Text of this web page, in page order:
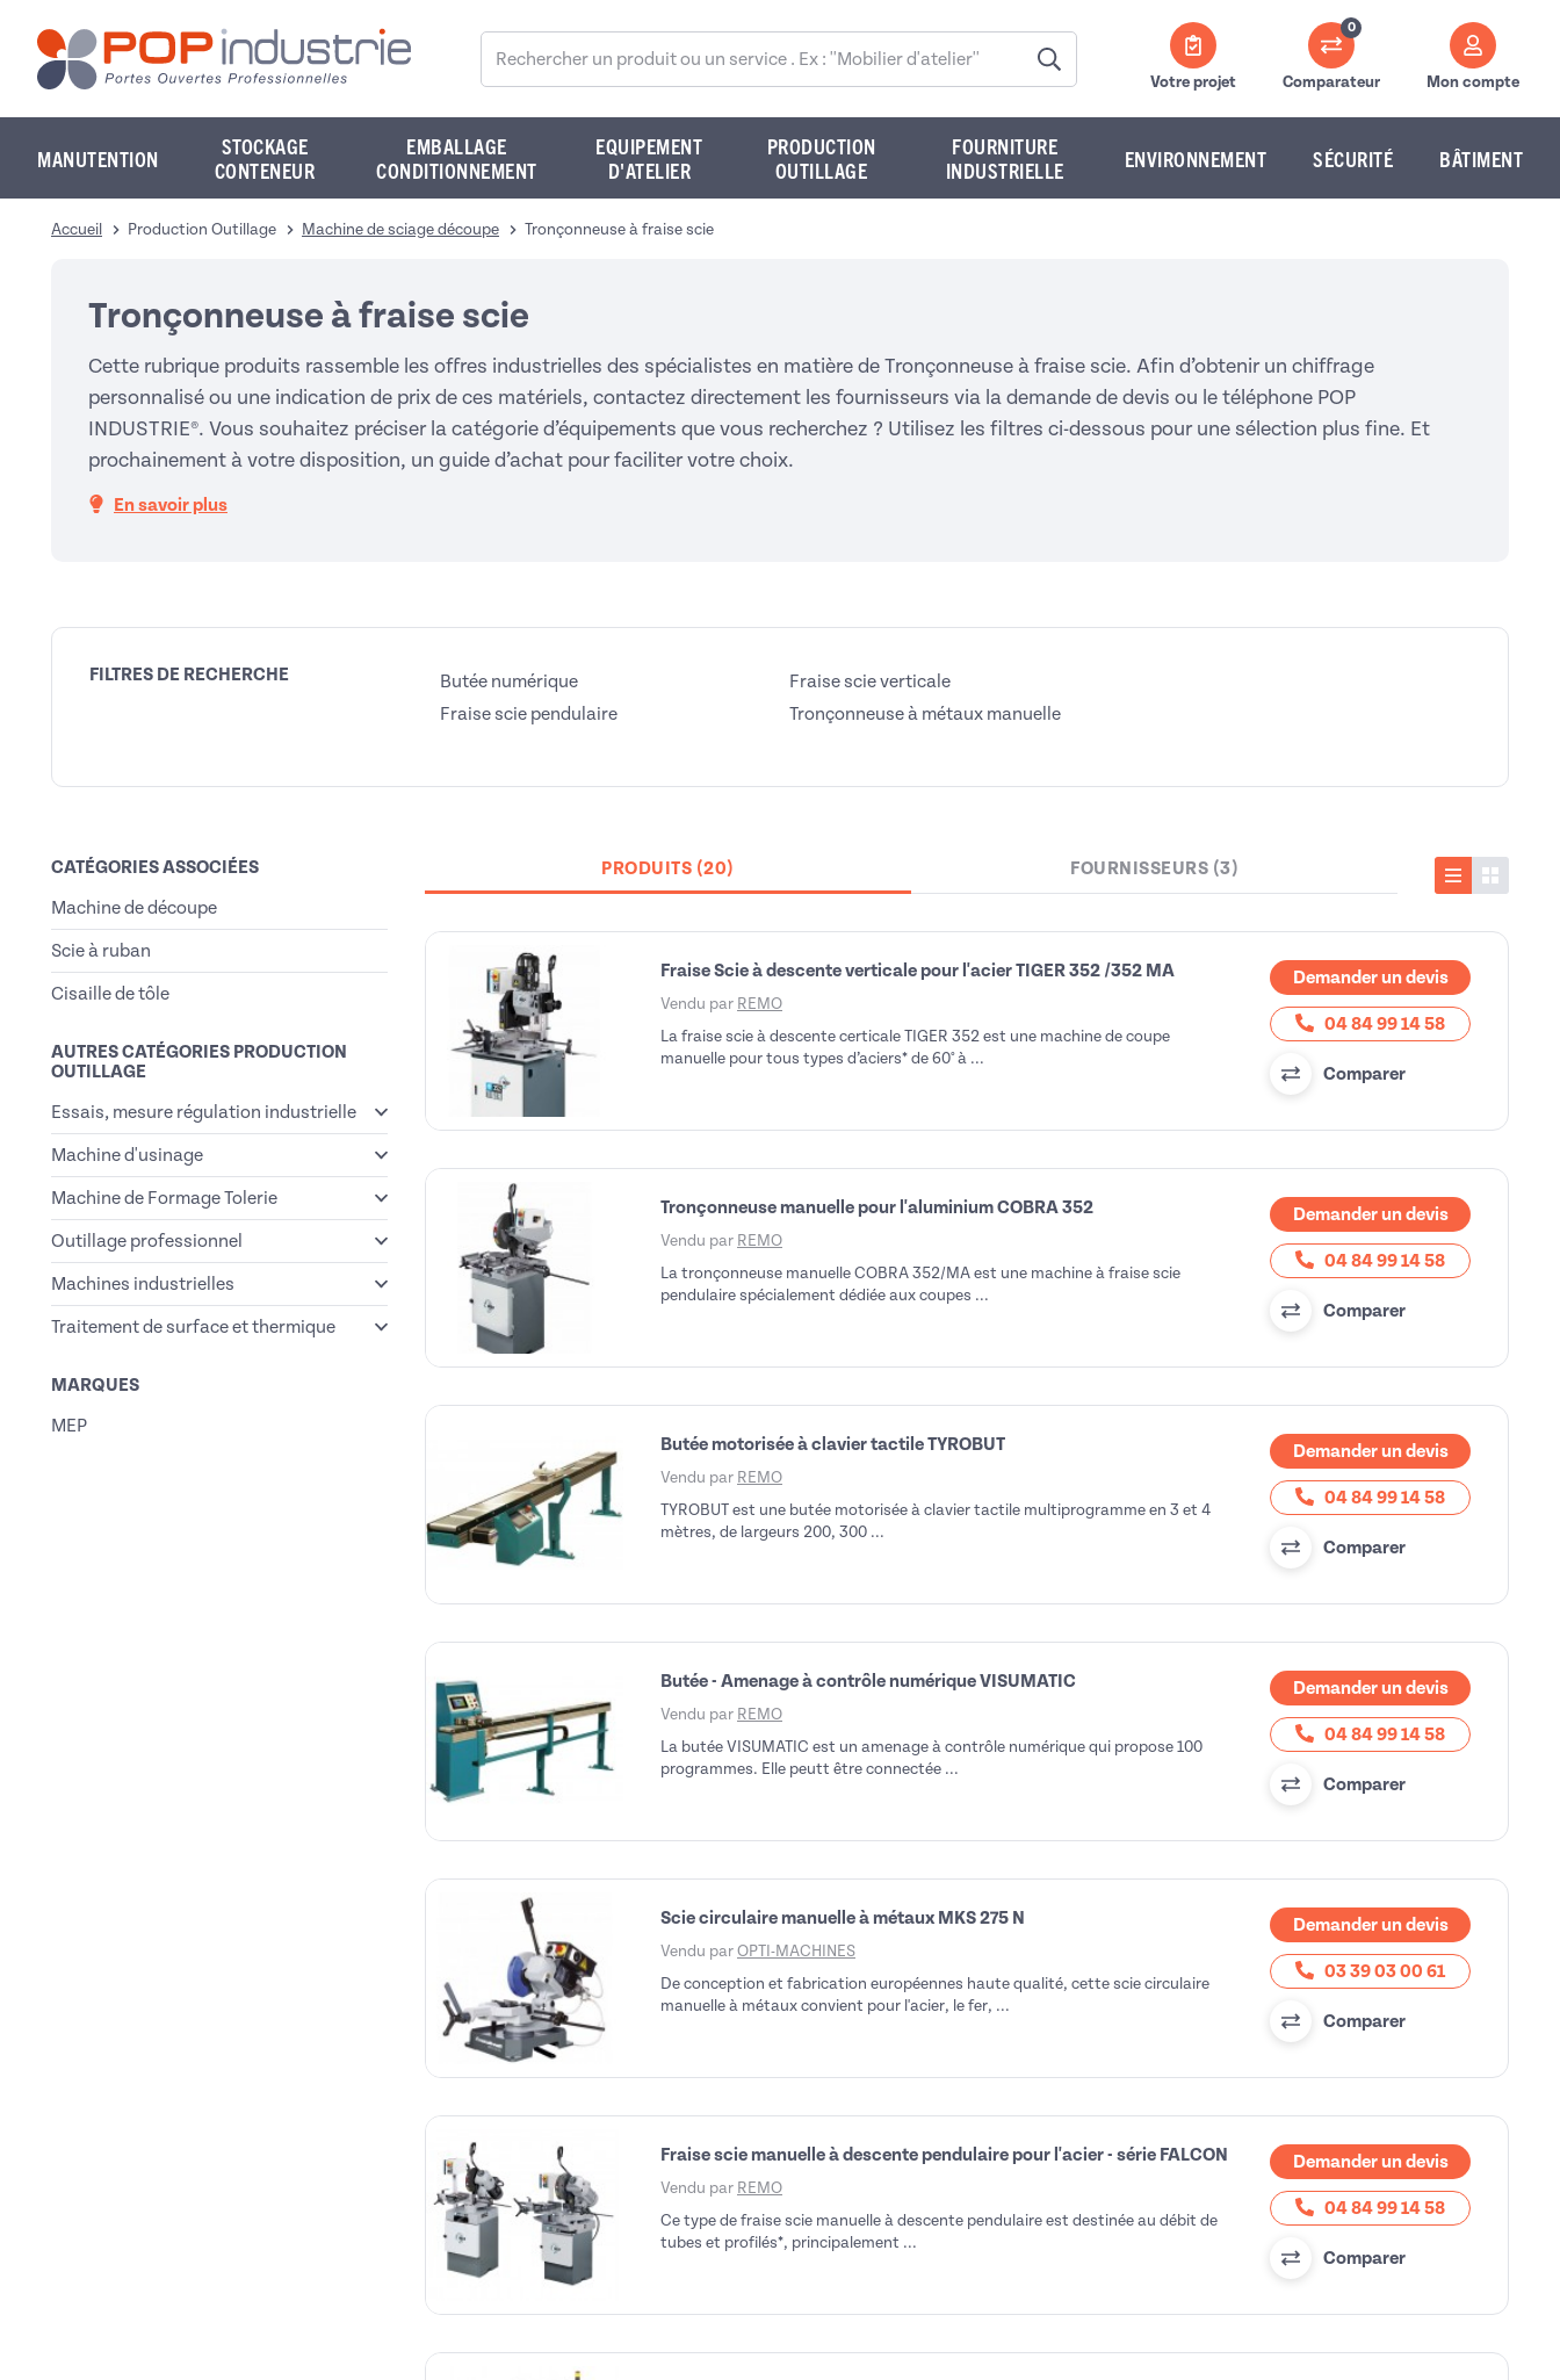
Votre projet
0
Comparateur Mon compte
MANUTENTION
STOCKAGE
CONTENEUR
EMBALLAGE
CONDITIONNEMENT
EQUIPEMENT
D'ATELIER
PRODUCTION
OUTILLAGE
FOURNITURE
INDUSTRIELLE
ENVIRONNEMENT SÉCURITÉ BÂTIMENT
Accueil Production Outillage Machine de sciage découpe Tronçonneuse à fraise scie
Tronçonneuse à fraise scie
Cette rubrique produits rassemble les offres industrielles des spécialistes en matière de Tronçonneuse à fraise scie. Afin d’obtenir un chiffrage
personnalisé ou une indication de prix de ces matériels, contactez directement les fournisseurs via la demande de devis ou le téléphone POP
INDUSTRIE®. Vous souhaitez préciser la catégorie d’équipements que vous recherchez ? Utilisez les filtres ci-dessous pour une sélection plus fine. Et
prochainement à votre disposition, un guide d’achat pour faciliter votre choix.
En savoir plus
FILTRES DE RECHERCHE
Butée numérique
Fraise scie pendulaire
Fraise scie verticale
Tronçonneuse à métaux manuelle
CATÉGORIES ASSOCIÉES
Machine de découpe
Scie à ruban
Cisaille de tôle
AUTRES CATÉGORIES PRODUCTION
OUTILLAGE
Essais, mesure régulation industrielle
Machine d'usinage
Machine de Formage Tolerie
Outillage professionnel
Machines industrielles
Traitement de surface et thermique
MARQUES
MEP
PRODUITS (20)
FOURNISSEURS (3)
Liste
Fraise Scie à descente verticale pour l'acier TIGER 352 /352 MA
Vendu par REMO
La fraise scie à descente certicale TIGER 352 est une machine de coupe
manuelle pour tous types d’aciers* de 60° à ...
Demander un devis
04 84 99 14 58
Comparer
Tronçonneuse manuelle pour l'aluminium COBRA 352
Vendu par REMO
La tronçonneuse manuelle COBRA 352/MA est une machine à fraise scie
pendulaire spécialement dédiée aux coupes ...
Demander un devis
04 84 99 14 58
Comparer
Butée motorisée à clavier tactile TYROBUT
Vendu par REMO
TYROBUT est une butée motorisée à clavier tactile multiprogramme en 3 et 4
mètres, de largeurs 200, 300 ...
Demander un devis
04 84 99 14 58
Comparer
Butée - Amenage à contrôle numérique VISUMATIC
Vendu par REMO
La butée VISUMATIC est un amenage à contrôle numérique qui propose 100
programmes. Elle peutt être connectée ...
Demander un devis
04 84 99 14 58
Comparer
Scie circulaire manuelle à métaux MKS 275 N
Vendu par OPTI-MACHINES
De conception et fabrication européennes haute qualité, cette scie circulaire
manuelle à métaux convient pour l'acier, le fer, ...
Demander un devis
03 39 03 00 61
Comparer
Fraise scie manuelle à descente pendulaire pour l'acier - série FALCON
Vendu par REMO
Ce type de fraise scie manuelle à descente pendulaire est destinée au débit de
tubes et profilés*, principalement ...
Demander un devis
04 84 99 14 58
Comparer